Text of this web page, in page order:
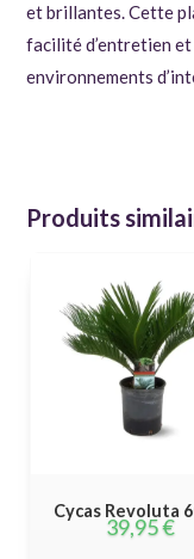
et brillantes. Cette
facilité d’entretien
environnements
Produits
Cycas Revoluta
39,95€